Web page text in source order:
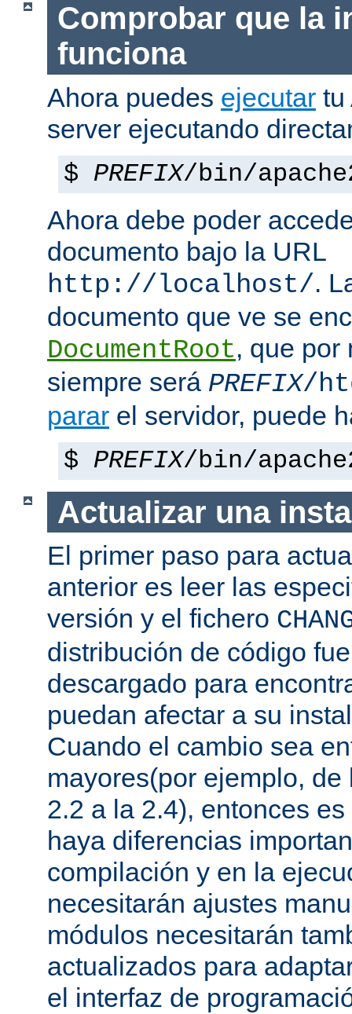
Comprobar que la
funciona
Ahora puedes ejecutar tu
server ejecutando
$ PREFIX/bin/
Ahora debe poder
documento bajo la URL
http://localhost/.
documento que ve se
DocumentRoot, que por
siempre será PREFIX/
parar el servidor, puede
$ PREFIX/bin/
Actualizar una
El primer paso para
anterior es leer las
versión y el fichero
distribución de código
descargado para
puedan afectar a su
Cuando el cambio sea
mayores(por ejemplo,
2.2 a la 2.4), entonces
haya diferencias
compilación y en la
necesitarán ajustes
módulos necesitarán
actualizados para
el interfaz de